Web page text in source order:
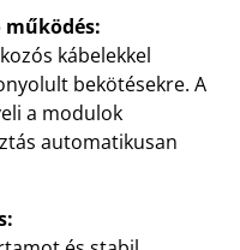
kábelekkel
bekötésekre. A
a modulok
automatikusan